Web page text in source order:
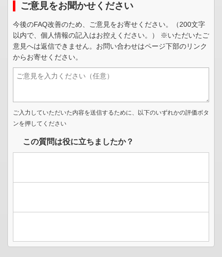
ご意見をお聞かせください
今後のFAQ改善のため、ご意見をお寄せください。（200文字
以内で、個人情報の記入はお控えください。） ※いただいたご
意見へは返信できません。お問い合わせはページ下部のリンク
からお寄せください。
ご入力していただいた内容を送信するために、以下のいずれかの評価ボタ
ンを押してください
この質問は役に立ちましたか？